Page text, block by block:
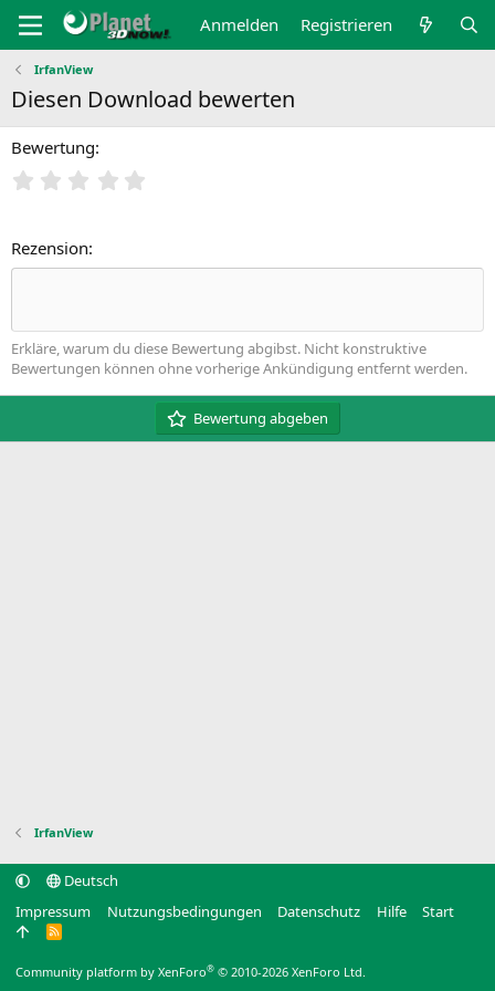
Anmelden Registrieren
IrfanView
Diesen Download bewerten
Bewertung
Rezension
Erkläre, warum du diese Bewertung abgibst. Nicht konstruktive
Bewertungen können ohne vorherige Ankündigung entfernt werden.
Bewertung abgeben
IrfanView
Deutsch
Impressum
Nutzungsbedingungen Datenschutz Hilfe Start
R
Community platform by XenForo® © 2010-2026 XenForo Ltd.